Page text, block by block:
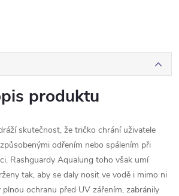
produktu
skutečnost, že tričko chrání uživatele
odřením nebo spálením při
Rashguardy Aqualung toho však umí
tak, aby se daly nosit ve vodě i mimo ni
ochranu před UV zářením, zabránily